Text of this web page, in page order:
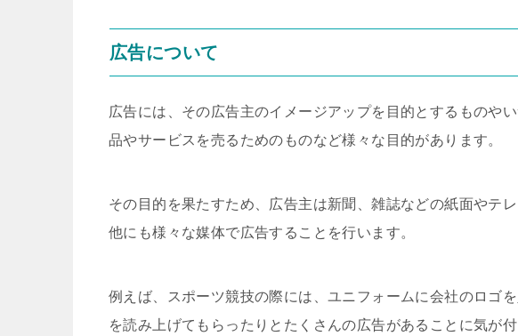
広告について
広告には、その広告主のイメージアップを目的とするものや
品やサービスを売るためのものなど様々な目的があります。
その目的を果たすため、広告主は新聞、雑誌などの紙面やテ
他にも様々な媒体で広告することを行います。
例えば、スポーツ競技の際には、ユニフォームに会社のロゴ
を読み上げてもらったりとたくさんの広告があることに気が付